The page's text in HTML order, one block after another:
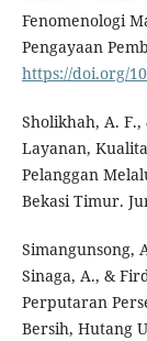
Fenomenologi
Pengayaan
https://doi.org/
Sholikhah, A.
Layanan,
Pelanggan
Bekasi Timur.
Simangunsong,
Sinaga, A., &
Perputaran
Bersih, Hutang